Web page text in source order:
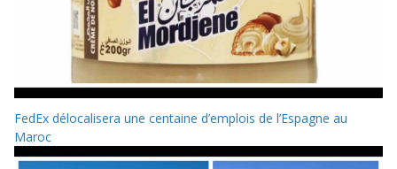
FedEx délocalisera une centaine d’emplois de l’Espagne au
Maroc